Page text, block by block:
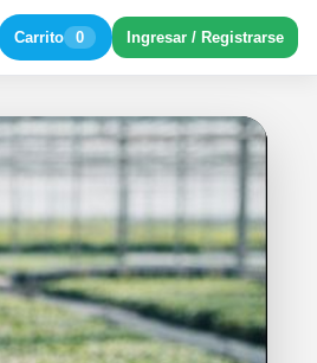
Carrito 0 Ingresar / Registrarse